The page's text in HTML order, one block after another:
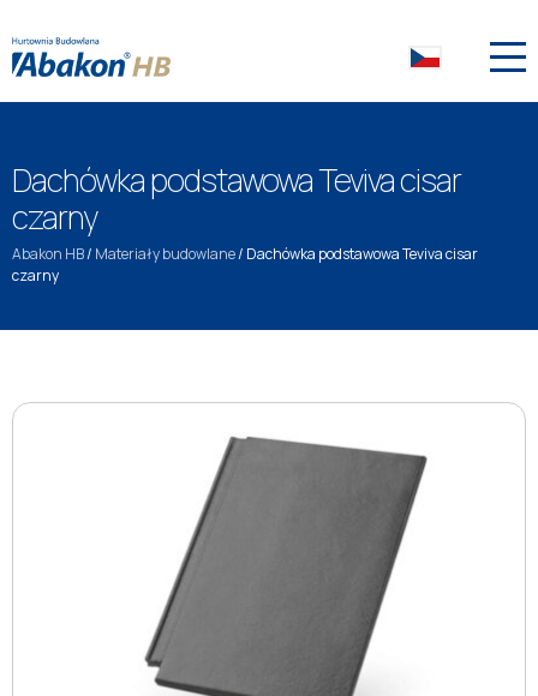
Dachówka podstawowa Teviva cisar
czarny
Abakon HB/ Materiały budowlane/ Dachówka podstawowa Teviva cisar
czarny